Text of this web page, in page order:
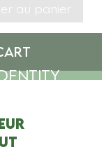
au panier